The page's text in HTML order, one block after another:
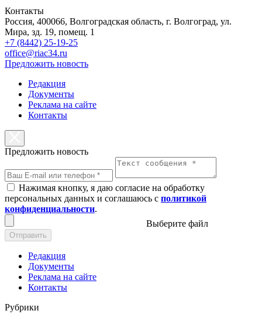
Контакты
Россия, 400066, Волгоградская область, г. Волгоград, ул.
Мира, зд. 19, помещ. 1
+7 (8442) 25-19-25
office@riac34.ru
Предложить новость
Редакция
Документы
Реклама на сайте
Контакты
Предложить новость
Нажимая кнопку, я даю согласие на обработку
персональных данных и соглашаюсь с политикой
конфиденциальности.
Выберите файл
Отправить
Редакция
Документы
Реклама на сайте
Контакты
Рубрики